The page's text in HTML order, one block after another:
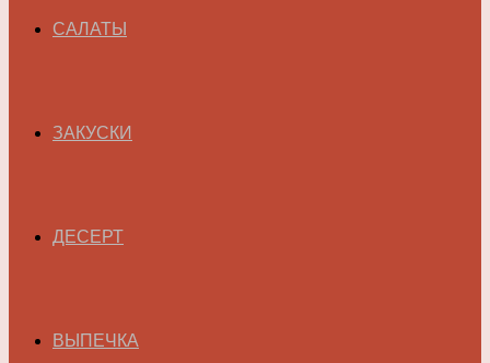
САЛАТЫ
ЗАКУСКИ
ДЕСЕРТ
ВЫПЕЧКА